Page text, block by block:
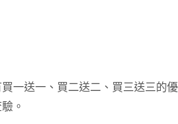
一送一、買二送二、買三送三的
。